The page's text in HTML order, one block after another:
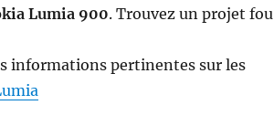
Lumia 900. Trouvez un projet fou
informations pertinentes sur les